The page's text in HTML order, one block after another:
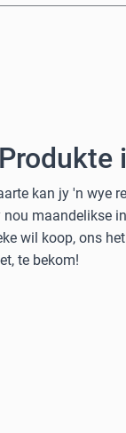
kan jy 'n wye
maandelikse
wil koop, ons
te bekom!